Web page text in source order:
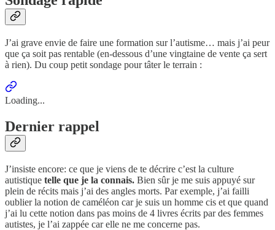
J’ai grave envie de faire une formation sur l’autisme… mais j’ai peur
que ça soit pas rentable (en-dessous d’une vingtaine de vente ça sert
à rien). Du coup petit sondage pour tâter le terrain :
Loading...
Dernier rappel
J’insiste encore: ce que je viens de te décrire c’est la culture
autistique telle que je la connais. Bien sûr je me suis appuyé sur
plein de récits mais j’ai des angles morts. Par exemple, j’ai failli
oublier la notion de caméléon car je suis un homme cis et que quand
j’ai lu cette notion dans pas moins de 4 livres écrits par des femmes
autistes, je l’ai zappée car elle ne me concerne pas.